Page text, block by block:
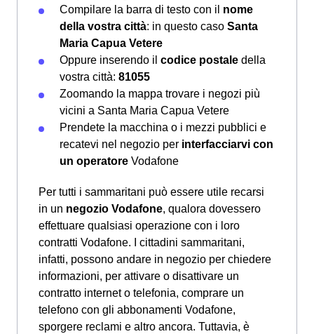
Compilare la barra di testo con il nome
della vostra città: in questo caso Santa
Maria Capua Vetere
Oppure inserendo il codice postale della
vostra città: 81055
Zoomando la mappa trovare i negozi più
vicini a Santa Maria Capua Vetere
Prendete la macchina o i mezzi pubblici e
recatevi nel negozio per interfacciarvi con
un operatore Vodafone
Per tutti i sammaritani può essere utile recarsi
in un negozio Vodafone, qualora dovessero
effettuare qualsiasi operazione con i loro
contratti Vodafone. I cittadini sammaritani,
infatti, possono andare in negozio per chiedere
informazioni, per attivare o disattivare un
contratto internet o telefonia, comprare un
telefono con gli abbonamenti Vodafone,
sporgere reclami e altro ancora. Tuttavia, è